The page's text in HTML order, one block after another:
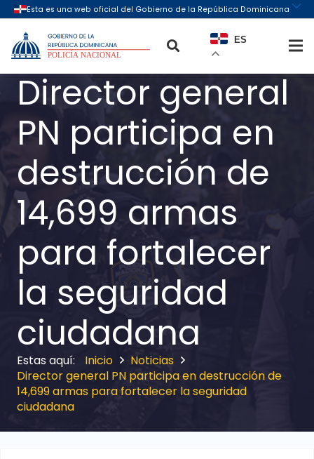
ES
Director general
PN participa en
destrucción de
14,699 armas
para fortalecer
la seguridad
ciudadana
Inicio
Noticias
Director general PN participa en destrucción de
14,699 armas para fortalecer la seguridad
ciudadana